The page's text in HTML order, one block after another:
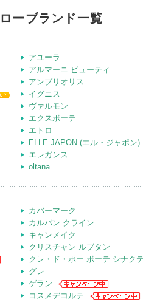
ーブランド一覧
アユーラ
アルマーニ ビューティ
アンブリオリス
イグニス
ヴァルモン
エクスボーテ
エトロ
ELLE JAPON (エル・ジャポン)
エレガンス
oltana
カバーマーク
カルバン クライン
キャンメイク
クリスチャン ルブタン
クレ・ド・ポー ボーテ シナク
グレ
ゲラン
コスメデコルテ